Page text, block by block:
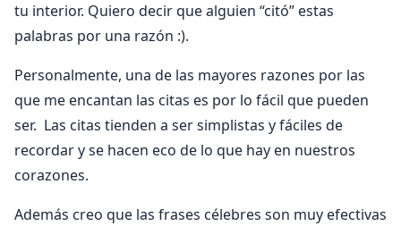
tu interior. Quiero decir que alguien “citó” estas
palabras por una razón :).
Personalmente, una de las mayores razones por las
que me encantan las citas es por lo fácil que pueden
ser. Las citas tienden a ser simplistas y fáciles de
recordar y se hacen eco de lo que hay en nuestros
corazones.
Además creo que las frases célebres son muy efectivas